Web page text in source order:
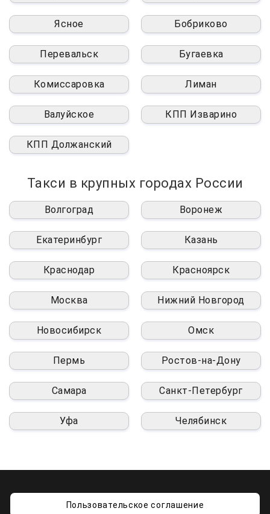
Ясное Бобриково
Перевальск Бугаевка
Комиссаровка Лиман
Валуйское КПП Изварино
КПП Должанский
Такси в крупных городах России
Волгоград Воронеж
Екатеринбург Казань
Краснодар Красноярск
Москва Нижний Новгород
Новосибирск Омск
Пермь Ростов-на-Дону
Самара Санкт-Петербург
Уфа Челябинск
Пользовательское соглашение